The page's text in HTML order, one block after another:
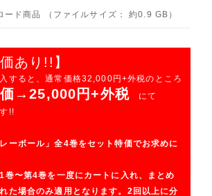
ード商品 （ファイルサイズ： 約0.9 GB）
あり!!】
すると、通常価格32,000円+外税のところ
→25,000円+外税にて
!!
ーボール」全4巻をセット特価でお求めに
巻〜第4巻を一度にカートに入れ、まとめ
た場合のみ適用となります。2回以上に分